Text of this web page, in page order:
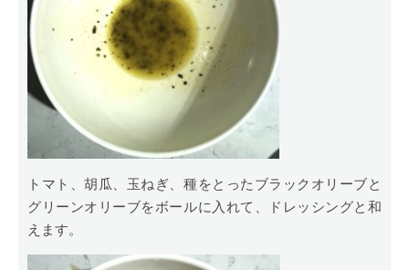
トマト、胡瓜、玉ねぎ、種をとったブラックオリーブと
グリーンオリーブをボールに入れて、ドレッシングと和
えます。